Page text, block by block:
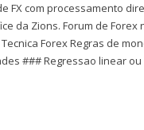
FX com processamento
da Zions. Forum de Forex
Tecnica Forex Regras de
### Regressao linear ou